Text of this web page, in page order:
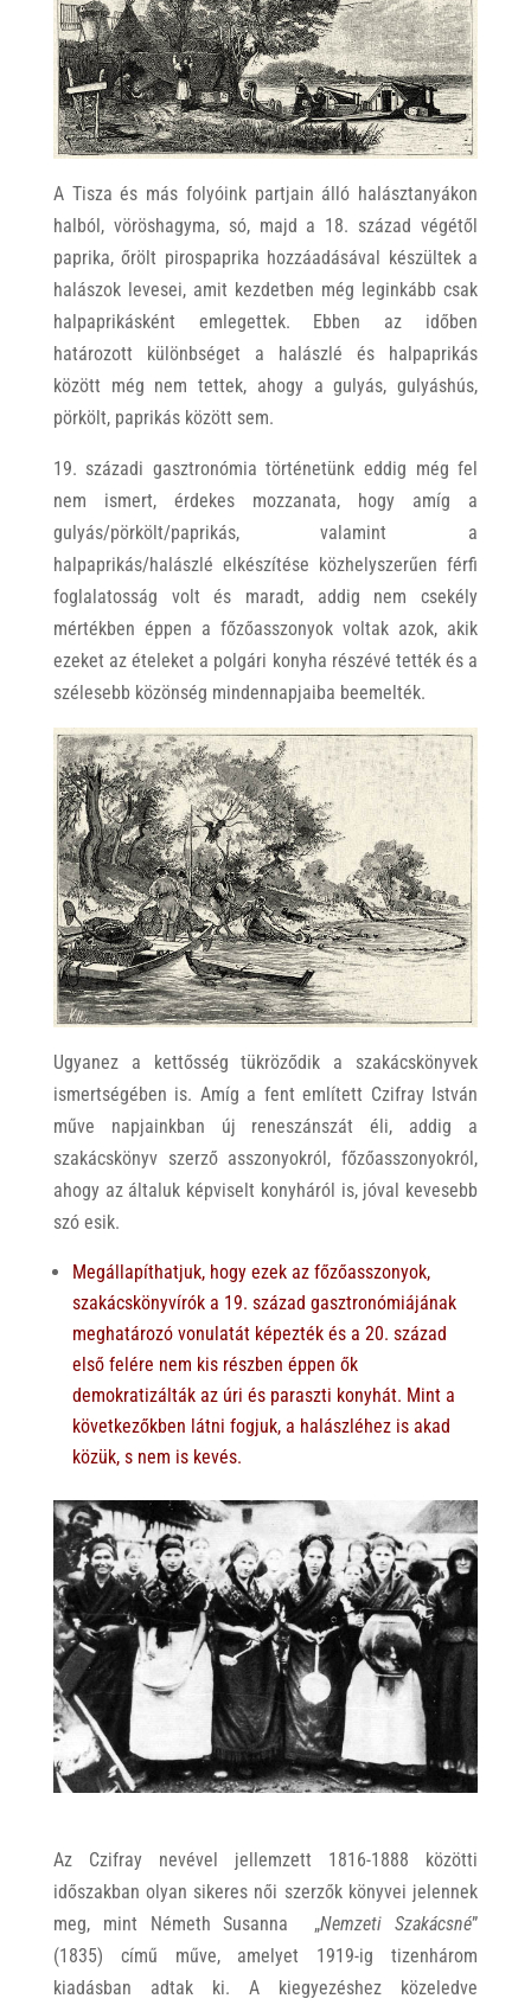
A Tisza és más folyóink partjain álló halásztanyákon
halból, vöröshagyma, só, majd a 18. század végétől
paprika, őrölt pirospaprika hozzáadásával készültek a
halászok levesei, amit kezdetben még leginkább csak
halpaprikásként emlegettek. Ebben az időben
határozott különbséget a halászlé és halpaprikás
között még nem tettek, ahogy a gulyás, gulyáshús,
pörkölt, paprikás között sem.
19. századi gasztronómia történetünk eddig még fel
nem ismert, érdekes mozzanata, hogy amíg a
gulyás/pörkölt/paprikás, valamint a
halpaprikás/halászlé elkészítése közhelyszerűen férfi
foglalatosság volt és maradt, addig nem csekély
mértékben éppen a főzőasszonyok voltak azok, akik
ezeket az ételeket a polgári konyha részévé tették és a
szélesebb közönség mindennapjaiba beemelték.
Ugyanez a kettősség tükröződik a szakácskönyvek
ismertségében is. Amíg a fent említett Czifray István
műve napjainkban új reneszánszát éli, addig a
szakácskönyv szerző asszonyokról, főzőasszonyokról,
ahogy az általuk képviselt konyháról is, jóval kevesebb
szó esik.
Megállapíthatjuk, hogy ezek az főzőasszonyok,
szakácskönyvírók a 19. század gasztronómiájának
meghatározó vonulatát képezték és a 20. század
első felére nem kis részben éppen ők
demokratizálták az úri és paraszti konyhát. Mint a
következőkben látni fogjuk, a halászléhez is akad
közük, s nem is kevés.
Az Czifray nevével jellemzett 1816-1888 közötti
időszakban olyan sikeres női szerzők könyvei jelennek
meg, mint Németh Susanna „Nemzeti Szakácsné”
(1835) című műve, amelyet 1919-ig tizenhárom
kiadásban adtak ki. A kiegyezéshez közeledve